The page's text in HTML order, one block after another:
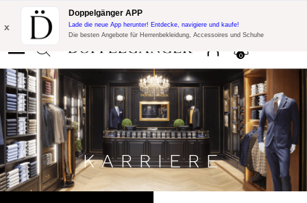
Blitzangebot:
10% Extra-Rabatt auf 300€ Einkauf mit Code:
DOPPEL300
0
x
Doppelgänger APP
Lade die neue App herunter! Entdecke, navigiere und kaufe!
Die besten Angebote für Herrenbekleidung, Accessoires und Schuhe
KARRIERE